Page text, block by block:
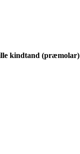
kindtand (præmolar)